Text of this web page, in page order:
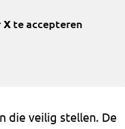
Xte accepteren
die veilig stellen. De